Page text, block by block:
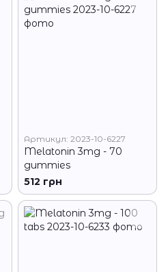
Артикул: 2023-10-6227
Melatonin 3mg - 70
gummies
512 грн